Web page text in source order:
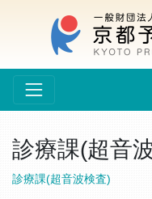
診療課(超音
診療課(超音波検査)